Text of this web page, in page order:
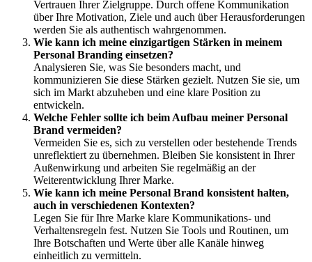
Vertrauen Ihrer Zielgruppe. Durch offene Kommunikation
über Ihre Motivation, Ziele und auch über Herausforderungen
werden Sie als authentisch wahrgenommen.
Wie kann ich meine einzigartigen Stärken in meinem
Personal Branding einsetzen?
Analysieren Sie, was Sie besonders macht, und
kommunizieren Sie diese Stärken gezielt. Nutzen Sie sie, um
sich im Markt abzuheben und eine klare Position zu
entwickeln.
Welche Fehler sollte ich beim Aufbau meiner Personal
Brand vermeiden?
Vermeiden Sie es, sich zu verstellen oder bestehende Trends
unreflektiert zu übernehmen. Bleiben Sie konsistent in Ihrer
Außenwirkung und arbeiten Sie regelmäßig an der
Weiterentwicklung Ihrer Marke.
Wie kann ich meine Personal Brand konsistent halten,
auch in verschiedenen Kontexten?
Legen Sie für Ihre Marke klare Kommunikations- und
Verhaltensregeln fest. Nutzen Sie Tools und Routinen, um
Ihre Botschaften und Werte über alle Kanäle hinweg
einheitlich zu vermitteln.